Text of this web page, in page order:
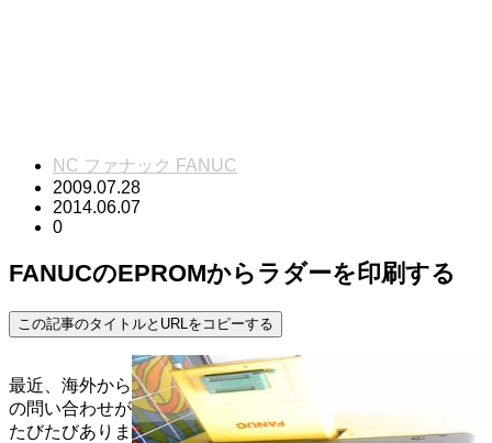
NC ファナック FANUC
2009.07.28
2014.06.07
0
FANUCのEPROMからラダーを印刷する
この記事のタイトルとURLをコピーする
最近、海外から
の問い合わせが
たびたびありま